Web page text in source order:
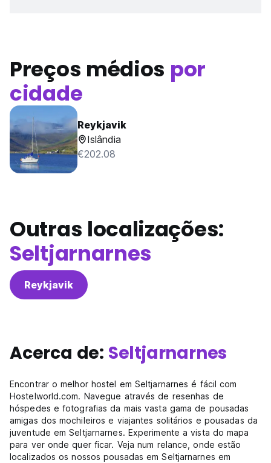
Preços médios por
cidade
Reykjavik
Islândia
€202.08
Outras localizações:
Seltjarnarnes
Reykjavik
Acerca de: Seltjarnarnes
Encontrar o melhor hostel em Seltjarnarnes é fácil com
Hostelworld.com. Navegue através de resenhas de
hóspedes e fotografias da mais vasta gama de pousadas
amigas dos mochileiros e viajantes solitários e pousadas da
juventude em Seltjarnarnes. Experimente a vista do mapa
para ver onde quer ficar. Veja num relance, onde estão
localizados os nossos pousadas em Seltjarnarnes em